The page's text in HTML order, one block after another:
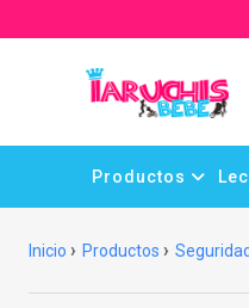
Productos
Inicio Productos Seguridad